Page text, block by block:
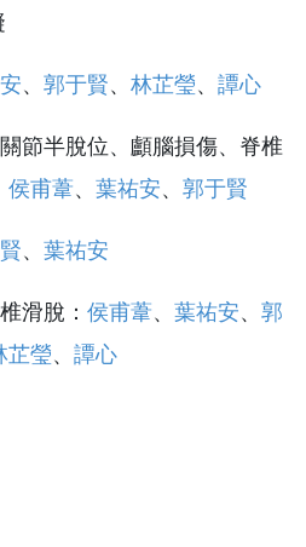
、 郭于賢、 林芷瑩、 譚心
節半脫位、顱腦損傷、脊椎
侯甫葦、 葉祐安、 郭于賢
、 葉祐安
滑脫： 侯甫葦、 葉祐安、 郭
芷瑩、 譚心